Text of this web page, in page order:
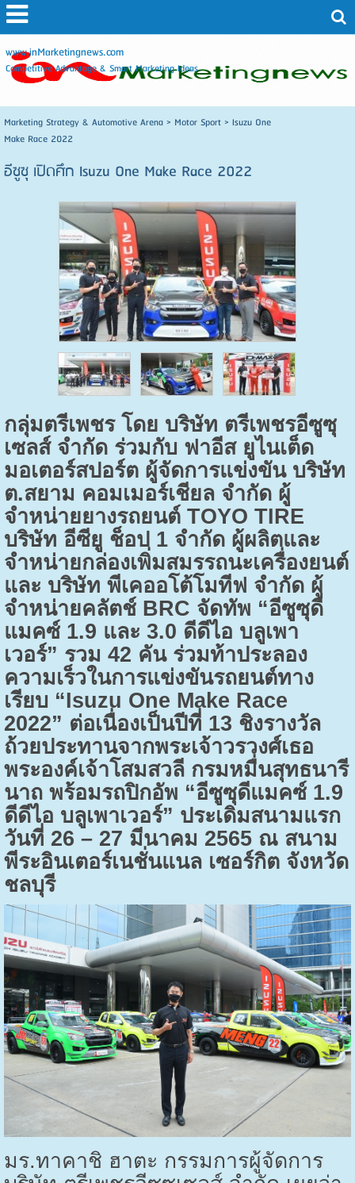
www.inMarketingnews.com
Competitive Advantage & Smart Marketing Ideas
Marketing Strategy & Automotive Arena> Motor Sport> Isuzu One
Make Race 2022
อีซูซุ เปิดศึก Isuzu One Make Race 2022
กลุ่มตรีเพชร โดย บริษัท ตรีเพชรอีซูซุ
เซลส์ จำกัด ร่วมกับ ฟาอีส ยูไนเต็ด
มอเตอร์สปอร์ต ผู้จัดการแข่งขัน บริษัท
ต.สยาม คอมเมอร์เชียล จำกัด ผู้
จำหน่ายยางรถยนต์ TOYO TIRE
บริษัท อีซียู ช็อป 1 จำกัด ผู้ผลิตและ
จำหน่ายกล่องเพิ่มสมรรถนะเครื่องยนต์
และ บริษัท พีเคออโต้โมทีฟ จำกัด ผู้
จำหน่ายคลัตช์ BRC จัดทัพ “อีซูซุดี
แมคซ์ 1.9 และ 3.0 ดีดีไอ บลูเพา
เวอร์” รวม 42 คัน ร่วมท้าประลอง
ความเร็วในการแข่งขันรถยนต์ทาง
เรียบ “Isuzu One Make Race
2022” ต่อเนื่องเป็นปีที่ 13 ชิงรางวัล
ถ้วยประทานจากพระเจ้าวรวงศ์เธอ
พระองค์เจ้าโสมสวลี กรมหมื่นสุทธนารี
นาถ พร้อมรถปิกอัพ “อีซูซุดีแมคซ์ 1.9
ดีดีไอ บลูเพาเวอร์” ประเดิมสนามแรก
วันที่ 26 – 27 มีนาคม 2565 ณ สนาม
พีระอินเตอร์เนชั่นแนล เซอร์กิต จังหวัด
ชลบุรี
มร.ทาคาชิ ฮาตะ กรรมการผู้จัดการ